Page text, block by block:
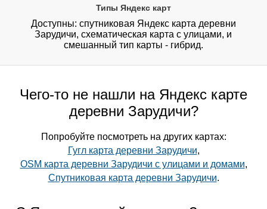
Типы Яндекс карт
Доступны: спутниковая Яндекс карта деревни
Зарудичи, схематическая карта с улицами, и
смешанный тип карты - гибрид.
Чего-то не нашли на Яндекс карте
деревни Зарудичи?
Попробуйте посмотреть на других картах:
Гугл карта деревни Зарудичи,
OSM карта деревни Зарудичи с улицами и домами,
Спутниковая карта деревни Зарудичи.